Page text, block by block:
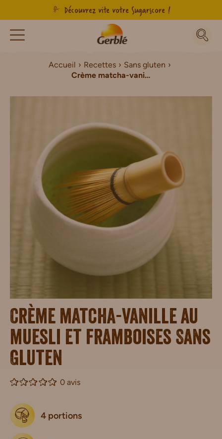
Découvrez vite votre Sugarscore !
Accueil Recettes
Sans gluten
Crème matcha-vanille au muesli et framboises Sans Gluten
Crème matcha-vanille au
muesli et framboises Sans
Gluten
0 avis
4 portions